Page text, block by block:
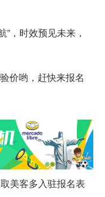
，时效预见未来，
价哟，赶快来报名
美客多入驻报名表